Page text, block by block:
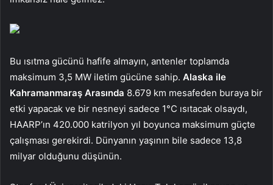
Bu ısıtma gücünü hafife almayın, antenler toplamda
maksimum 3,5 MW iletim gücüne sahip. Alaska ile
Kahramanmaraş Arasında 8.679 km mesafeden buraya bir
etki yapacak ve bir nesneyi sadece 1°C ısıtacak olsaydı,
HAARP’ın 420.000 katrilyon yıl boyunca maksimum güçte
çalışması gerekirdi. Dünyanın yaşının bile sadece 13,8
milyar olduğunu düşünün.